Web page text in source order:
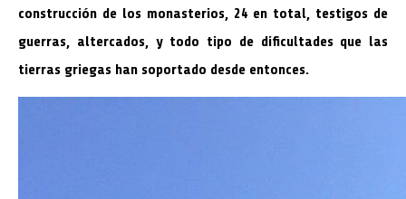
construcción de los monasterios, 24 en total, testigos de
guerras, altercados, y todo tipo de dificultades que las
tierras griegas han soportado desde entonces.